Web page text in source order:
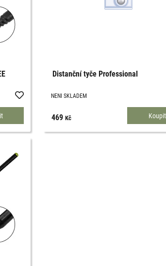
Distanční tyče Professional
NENI SKLADEM
469 Kč